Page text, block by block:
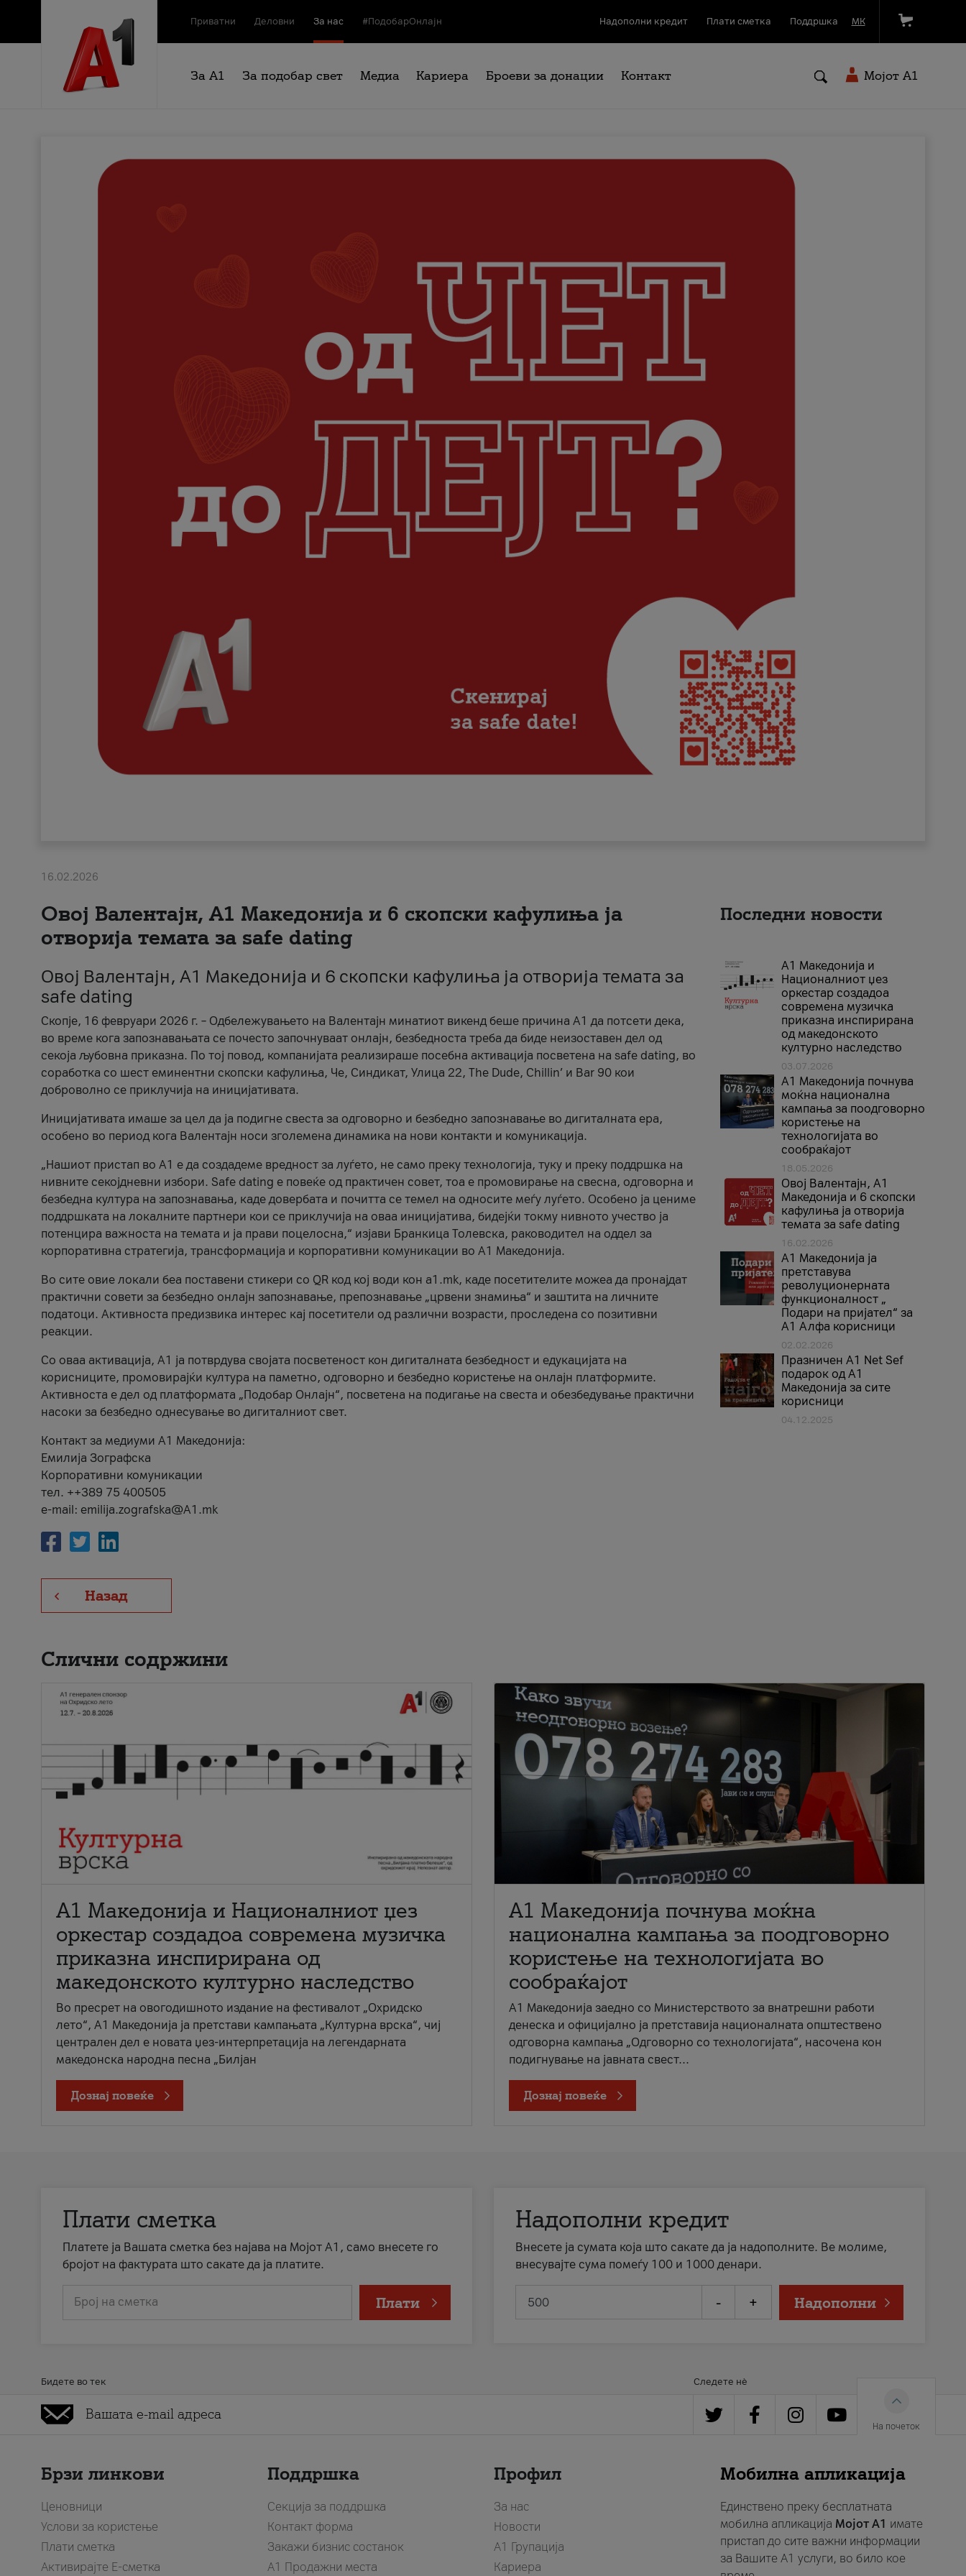
Приватни Деловни За нас #ПодобарОнлајн Надополни кредит Плати сметка Поддршка МК
За А1 За подобар свет Медиа Кариера Броеви за донации Контакт Мојот A1
16.02.2026
Овој Валентајн, A1 Македонија и 6 скопски кафулиња ја
отворија темата за safe dating
Овој Валентајн, A1 Македонија и 6 скопски кафулиња ја отворија темата за
safe dating
Скопје, 16 февруари 2026 г. – Одбележувањето на Валентајн минатиот викенд беше причина А1 да потсети дека,
во време кога запознавањата се почесто започнуваат онлајн, безбедноста треба да биде неизоставен дел од
секоја љубовна приказна. По тој повод, компанијата реализираше посебна активација посветена на safe dating, во
соработка со шест еминентни скопски кафулиња, Че, Синдикат, Улица 22, The Dude, Chillin’ и Bar 90 кои
доброволно се приклучија на иницијативата.
Иницијативата имаше за цел да ја подигне свеста за одговорно и безбедно запознавање во дигиталната ера,
особено во период кога Валентајн носи зголемена динамика на нови контакти и комуникација.
„Нашиот пристап во А1 е да создадеме вредност за луѓето, не само преку технологија, туку и преку поддршка на
нивните секојдневни избори. Safe dating е повеќе од практичен совет, тоа е промовирање на свесна, одговорна и
безбедна култура на запознавања, каде довербата и почитта се темел на односите меѓу луѓето. Особено ја цениме
поддршката на локалните партнери кои се приклучија на оваа иницијатива, бидејќи токму нивното учество ја
потенцира важноста на темата и ја прави поцелосна,“ изјави Бранкица Толевска, раководител на оддел за
корпоративна стратегија, трансформација и корпоративни комуникации во А1 Македонија.
Во сите овие локали беа поставени стикери со QR код кој води кон a1.mk, каде посетителите можеа да пронајдат
практични совети за безбедно онлајн запознавање, препознавање „црвени знамиња“ и заштита на личните
податоци. Активноста предизвика интерес кај посетители од различни возрасти, проследена со позитивни
реакции.
Со оваа активација, А1 ја потврдува својата посветеност кон дигиталната безбедност и едукацијата на
корисниците, промовирајќи култура на паметно, одговорно и безбедно користење на онлајн платформите.
Активноста е дел од платформата „Подобар Онлајн“, посветена на подигање на свеста и обезбедување практични
насоки за безбедно однесување во дигиталниот свет.
Контакт за медиуми А1 Македонија:
Емилија Зографска
Корпоративни комуникации
тел. ++389 75 400505
e-mail: emilija.zografska@A1.mk
Назад
Последни новости
А1 Македонија и
Националниот џез
оркестар создадоа
современа музичка
приказна инспирирана
од македонското
културно наследство
03.07.2026
A1 Македонија почнува
моќна национална
кампања за поодговорно
користење на
технологијата во
сообраќајот
18.05.2026
Овој Валентајн, A1
Македонија и 6 скопски
кафулиња ја отворија
темата за safe dating
16.02.2026
А1 Македонија ја
претставува
револуционерната
функционалност „
Подари на пријател“ за
А1 Алфа корисници
02.02.2026
Празничен A1 Net Sеf
подарок од А1
Македонија за сите
корисници
04.12.2025
Слични содржини
А1 Македонија и Националниот џез
оркестар создадоа современа музичка
приказна инспирирана од
македонското културно наследство
Во пресрет на овогодишното издание на фестивалот „Охридско
лето“, А1 Македонија ја претстави кампањата „Културна врска“, чиј
централен дел е новата џез-интерпретација на легендарната
македонска народна песна „Билјан
Дознај повеќе
A1 Македонија почнува моќна
национална кампања за поодговорно
користење на технологијата во
сообраќајот
A1 Македонија заедно со Министерството за внатрешни работи
денеска и официјално ја претставија националната општествено
одговорна кампања „Одговорно со технологијата“, насочена кон
подигнување на јавната свест...
Дознај повеќе
Плати сметка
Платете ја Вашата сметка без најава на Мојот А1, само внесете го
бројот на фактурата што сакате да ја платите.
Број на сметка Плати
Надополни кредит
Внесете ја сумата која што сакате да ја надополните. Ве молиме,
внесувајте сума помеѓу 100 и 1000 денари.
- + Надополни
Бидете во тек Следете нè
На почеток
Брзи линкови
Ценовници
Услови за користење
Плати сметка
Активирајте Е-сметка
Поддршка
Секција за поддршка
Контакт форма
Закажи бизнис состанок
A1 Продажни места
Профил
За нас
Новости
А1 Групација
Кариера
Мобилна апликација
Единствено преку бесплатната
мобилна апликација Мојот A1 имате
пристап до сите важни информации
за Вашите A1 услуги, во било кое